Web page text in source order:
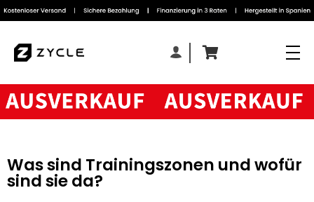
Was sind Trainingszonen und wofür
sind sie da?